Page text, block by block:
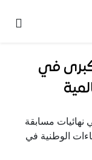
كبرى في
نهائيات مسابقة
الوطنية في